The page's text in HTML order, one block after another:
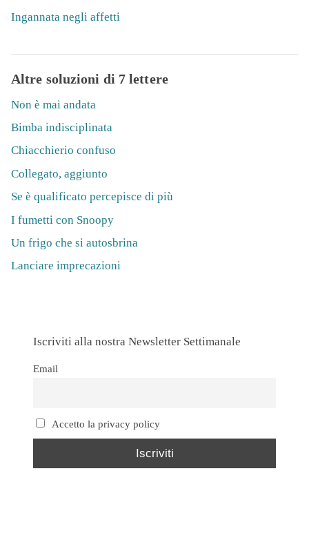
Ingannata negli affetti
Altre soluzioni di 7 lettere
Non è mai andata
Bimba indisciplinata
Chiacchierio confuso
Collegato, aggiunto
Se è qualificato percepisce di più
I fumetti con Snoopy
Un frigo che si autosbrina
Lanciare imprecazioni
Iscriviti alla nostra Newsletter Settimanale
Email
Accetto la privacy policy